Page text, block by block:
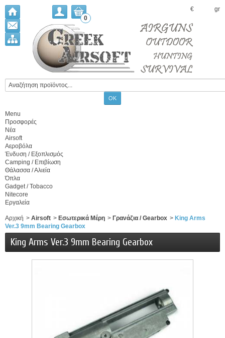
0
€ gr
Menu
Προσφορές
Νέα
Airsoft
Αεροβόλα
Ένδυση / Εξοπλισμός
Camping / Επιβίωση
Θάλασσα / Αλιεία
Όπλα
Gadget / Tobacco
Nitecore
Εργαλεία
Αρχική > Airsoft > Εσωτερικά Μέρη > Γρανάζια / Gearbox > King Arms
Ver.3 9mm Bearing Gearbox
King Arms Ver.3 9mm Bearing Gearbox